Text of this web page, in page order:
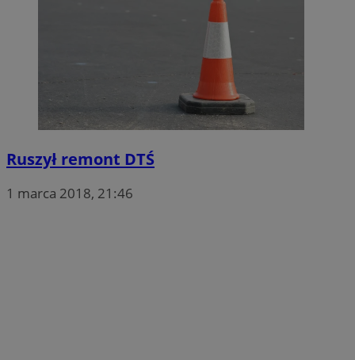
Ruszył remont DTŚ
1 marca 2018, 21:46